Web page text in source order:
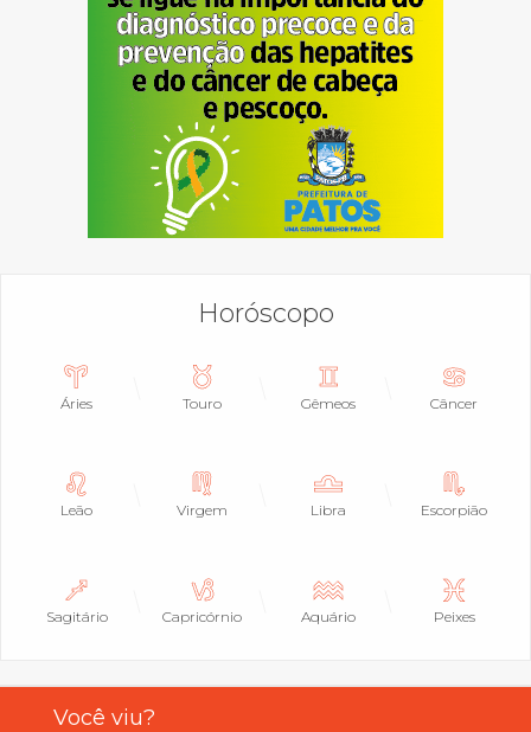
Horóscopo
Áries Touro Gêmeos Câncer
Leão Virgem Libra Escorpião
Sagitário Capricórnio Aquário Peixes
Você viu?